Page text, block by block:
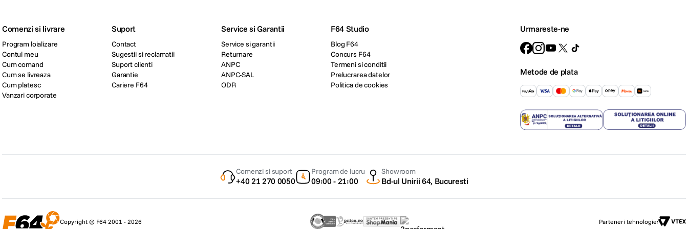
Comenzi si livrare
Program loializare
Contul meu
Cum comand
Cum se livreaza
Cum platesc
Vanzari corporate
Suport
Contact
Sugestii si reclamatii
Suport clienti
Garantie
Cariere F64
Service si Garantii
Service si garantii
Returnare
ANPC
ANPC-SAL
ODR
F64 Studio
Blog F64
Concurs F64
Termeni si conditii
Prelucrarea datelor
Politica de cookies
Urmareste-ne
Metode de plata
Comenzi si suport
+40 21 270 0050
Program de lucru
09:00 - 21:00
Showroom
Bd-ul Unirii 64, Bucuresti
Copyright © F64 2001 - 2026 Parteneri tehnologie: